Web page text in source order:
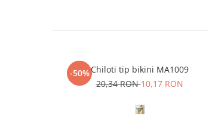
-50%Chiloti tip bikini MA1009
20,34 RON10,17 RON